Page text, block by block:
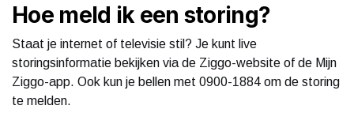
Hoe meld ik een storing?
Staat je internet of televisie stil? Je kunt live
storingsinformatie bekijken via de Ziggo-website of de Mijn
Ziggo-app. Ook kun je bellen met 0900-1884 om de storing
te melden.